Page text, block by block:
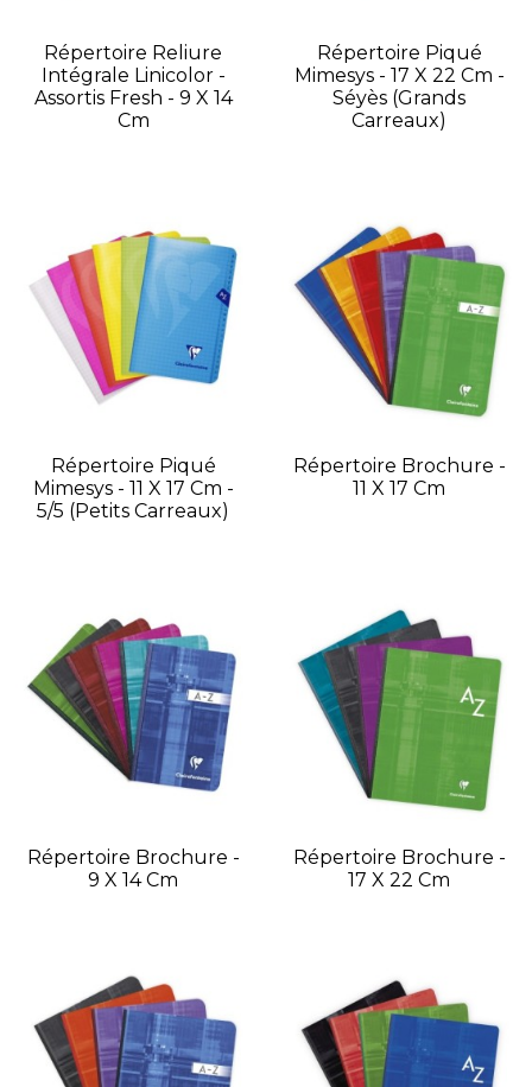
Répertoire Reliure
Intégrale Linicolor -
Assortis Fresh - 9 X 14
Cm
Répertoire Piqué
Mimesys - 17 X 22 Cm -
Séyès (grands
Carreaux)
Répertoire Piqué
Mimesys - 11 X 17 Cm -
5/5 (petits Carreaux)
Répertoire Brochure -
11 X 17 Cm
Répertoire Brochure -
9 X 14 Cm
Répertoire Brochure -
17 X 22 Cm